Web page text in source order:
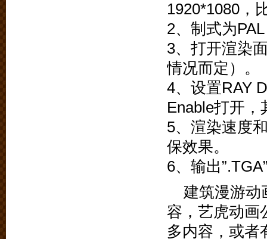
1920*1080，
2、制式为
3、打开渲染
情况而定）。
4、设置RAY
Enable打开，
5、渲染速度
保效果。
6、输出
建筑漫游动
容，艺虎动画
多内容，或者